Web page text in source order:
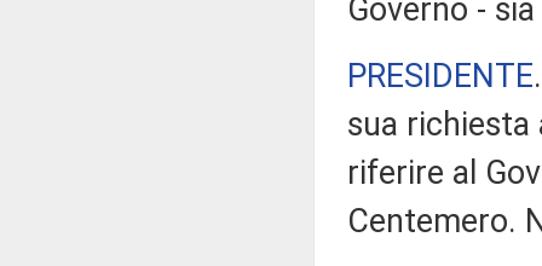
Governo -
PRESIDENTE
sua richiesta
riferire al
Centemero.